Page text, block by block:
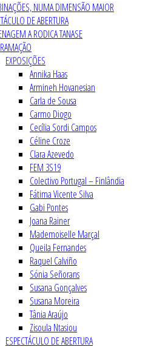
NUMA DIMENSÃO MAIOR
DE ABERTURA
A RODICA TANASE
EXPOSIÇÕES
Annika Haas
Armineh Hovanesian
Carla de Sousa
Carmo Diogo
Cecília Sordi Campos
Céline Croze
Clara Azevedo
FEM 3S19
Colectivo Portugal – Finlândia
Fátima Vicente Silva
Gabi Pontes
Joana Rainer
Mademoiselle Marçal
Queila Fernandes
Raquel Calviño
Sónia Señorans
Susana Gonçalves
Susana Moreira
Tânia Araújo
Zisoula Ntasiou
ESPECTÁCULO DE ABERTURA